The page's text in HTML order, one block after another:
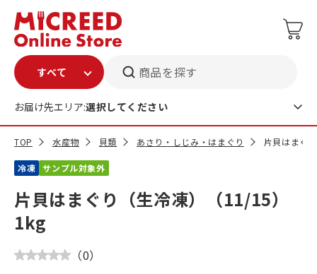
商品を探す
お届け先エリア:選択してください
TOP 水産物 貝類 あさり・しじみ・はまぐり 片貝はまぐ
冷凍 サンプル対象外
片貝はまぐり（生冷凍）（11/15）
1kg
（0）